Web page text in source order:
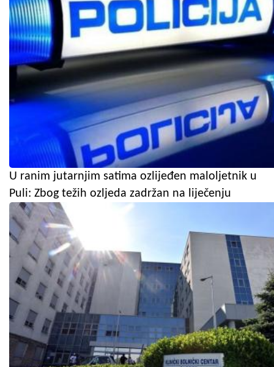
U ranim jutarnjim satima ozlijeđen maloljetnik u
Puli: Zbog težih ozljeda zadržan na liječenju